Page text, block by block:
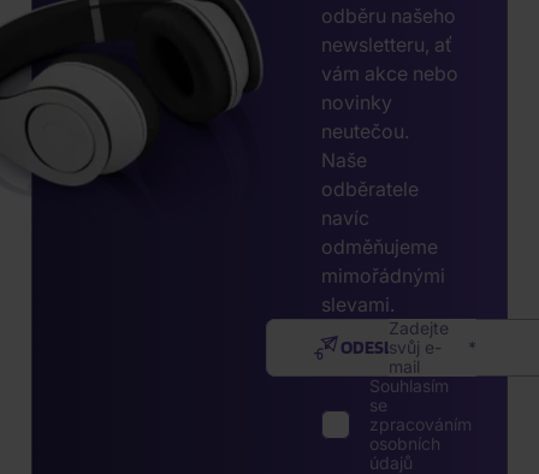
odběru našeho
newsletteru, ať
vám akce nebo
novinky
neutečou.
Naše
odběratele
navíc
odměňujeme
mimořádnými
slevami.
Zadejte
svůj e-
mail
ODESLAT
Souhlasím
se
zpracováním
osobních
údajů